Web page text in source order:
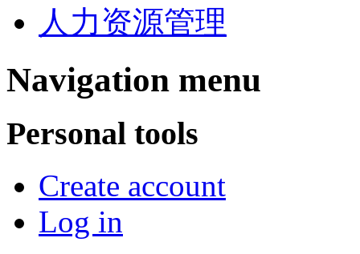
人力资源管理
Navigation menu
Personal tools
Create account
Log in